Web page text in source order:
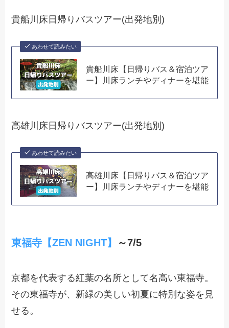
貴船川床日帰りバスツアー(出発地別)
あわせて読みたい
貴船川床【日帰りバス＆宿泊ツア
ー】川床ランチやディナーを堪能
高雄川床日帰りバスツアー(出発地別)
あわせて読みたい
高雄川床【日帰りバス＆宿泊ツア
ー】川床ランチやディナーを堪能
東福寺【ZEN NIGHT】 ～7/5
京都を代表する紅葉の名所として名高い東福寺。
その東福寺が、新緑の美しい初夏に特別な姿を見
せる。